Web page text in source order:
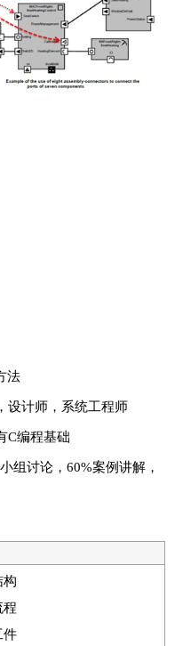
法
设计师，系统工程师
C编程基础
组讨论，60%案例讲解，
构
程
件